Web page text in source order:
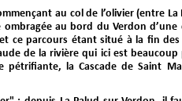
au col de l’olivier (entre
au bord du Verdon
ce parcours étant situé à la fin des
de la rivière qui ici est beaucoup
pétrifiante, la Cascade de Saint